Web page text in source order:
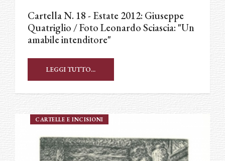
Cartella N. 18 - Estate 2012: Giuseppe
Quatriglio / Foto Leonardo Sciascia: "Un
amabile intenditore"
LEGGI TUTTO...
CARTELLE E INCISIONI